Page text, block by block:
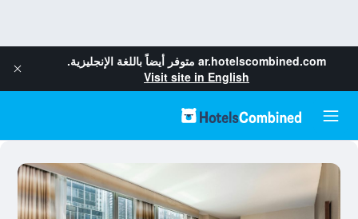
ar.hotelscombined.com متوفر أيضاً باللغة الإنجليزية.
Visit site in English